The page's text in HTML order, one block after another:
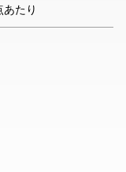
あたり